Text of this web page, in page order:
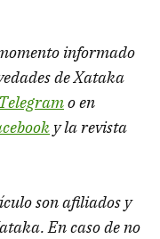
informado
de Xataka
Telegramo en
y la revista
son afiliados y
En caso de no